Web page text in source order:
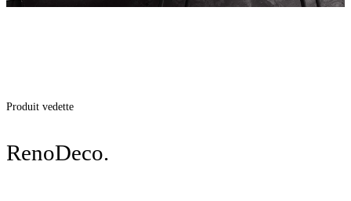
Produit vedette
RenoDeco.